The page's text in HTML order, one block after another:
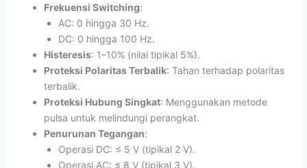
Frekuensi Switching:
AC: 0 hingga 30 Hz.
DC: 0 hingga 100 Hz.
Histeresis: 1–10% (nilai tipikal 5%).
Proteksi Polaritas Terbalik: Tahan terhadap polaritas
terbalik.
Proteksi Hubung Singkat: Menggunakan metode
pulsa untuk melindungi perangkat.
Penurunan Tegangan:
Operasi DC: ≤ 5 V (tipikal 2 V).
Operasi AC: ≤ 8 V (tipikal 3 V).